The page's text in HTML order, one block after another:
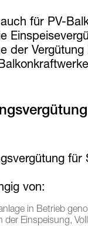
für PV-
der
für
von:
in Betrieb
Einspeisung,